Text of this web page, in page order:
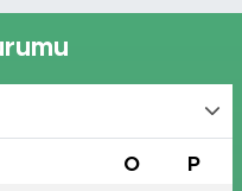
O P